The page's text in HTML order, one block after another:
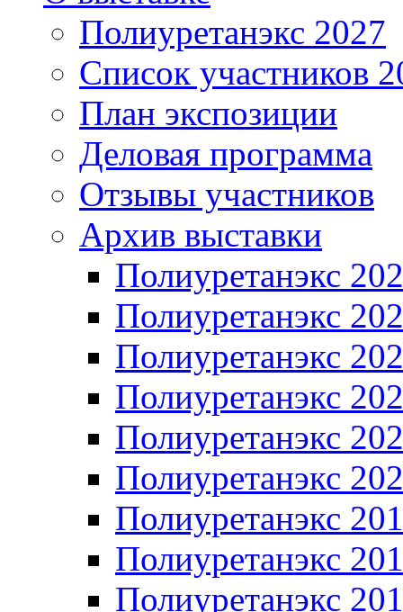
Полиуретанэкс 2027
Список участников
План экспозиции
Деловая программа
Отзывы участников
Архив выставки
Полиуретанэкс
Полиуретанэкс
Полиуретанэкс
Полиуретанэкс
Полиуретанэкс
Полиуретанэкс
Полиуретанэкс
Полиуретанэкс
Полиуретанэкс